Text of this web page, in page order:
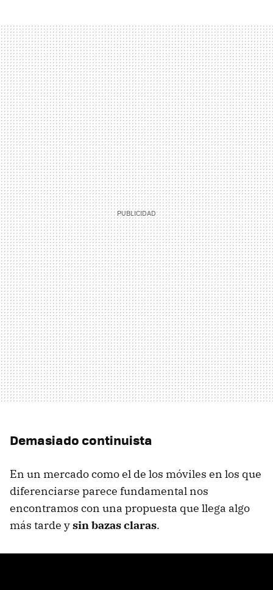
Demasiado continuista
En un mercado como el de los móviles en los que
diferenciarse parece fundamental nos
encontramos con una propuesta que llega algo
más tarde ysin bazas claras.